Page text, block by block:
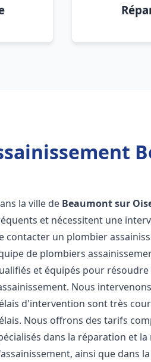
la ville de Beaumont sur
et nécessitent une
contacter un plombier
de plombiers
et équipés pour
Nous
d'intervention sont très
Nous offrons des tarifs
dans la réparation et
ainsi que dans